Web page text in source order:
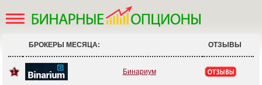
БРОКЕРЫ МЕСЯЦА: ОТЗЫВЫ
1 Бинариум